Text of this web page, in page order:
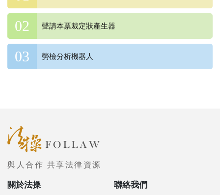
聲請本票裁定狀產生器
勞檢分析機器人
與人合作 共享法律資源
關於法操 聯絡我們